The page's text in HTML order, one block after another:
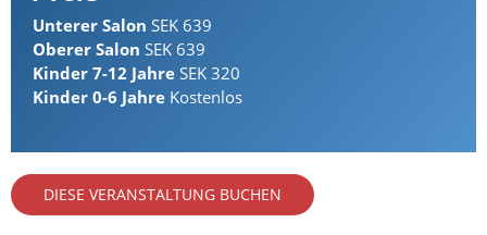
Unterer Salon SEK 639
Oberer Salon SEK 639
Kinder 7-12 Jahre SEK 320
Kinder 0-6 Jahre Kostenlos
DIESE VERANSTALTUNG BUCHEN